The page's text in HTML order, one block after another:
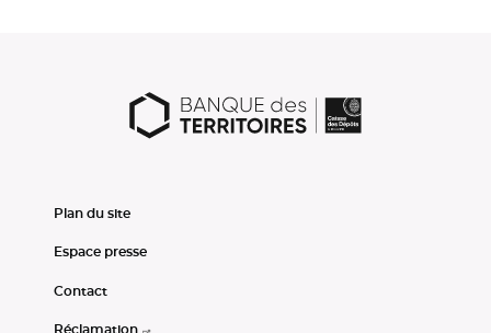
Plan du site
Espace presse
Contact
Réclamation